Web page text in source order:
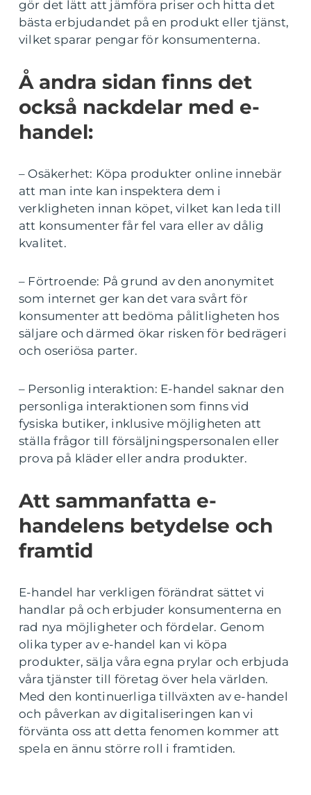
gör det lätt att jämföra priser och hitta det
bästa erbjudandet på en produkt eller tjänst,
vilket sparar pengar för konsumenterna.
Å andra sidan finns det
också nackdelar med e-
handel:
– Osäkerhet: Köpa produkter online innebär
att man inte kan inspektera dem i
verkligheten innan köpet, vilket kan leda till
att konsumenter får fel vara eller av dålig
kvalitet.
– Förtroende: På grund av den anonymitet
som internet ger kan det vara svårt för
konsumenter att bedöma pålitligheten hos
säljare och därmed ökar risken för bedrägeri
och oseriösa parter.
– Personlig interaktion: E-handel saknar den
personliga interaktionen som finns vid
fysiska butiker, inklusive möjligheten att
ställa frågor till försäljningspersonalen eller
prova på kläder eller andra produkter.
Att sammanfatta e-
handelens betydelse och
framtid
E-handel har verkligen förändrat sättet vi
handlar på och erbjuder konsumenterna en
rad nya möjligheter och fördelar. Genom
olika typer av e-handel kan vi köpa
produkter, sälja våra egna prylar och erbjuda
våra tjänster till företag över hela världen.
Med den kontinuerliga tillväxten av e-handel
och påverkan av digitaliseringen kan vi
förvänta oss att detta fenomen kommer att
spela en ännu större roll i framtiden.